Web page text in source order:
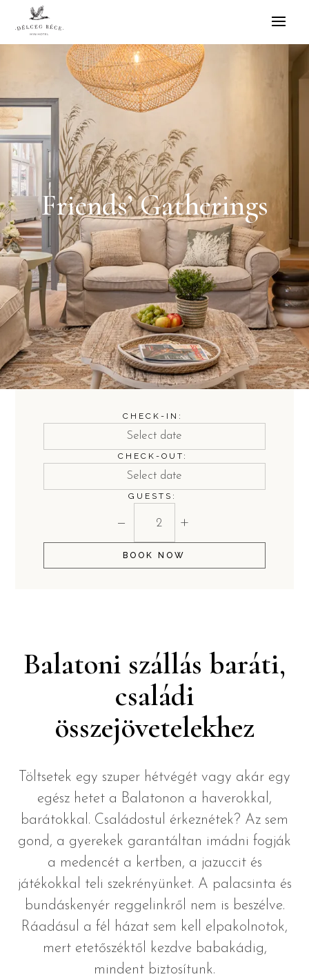
Friends’ Gatherings
CHECK-IN:
CHECK-OUT:
GUESTS:
− +
BOOK NOW
Balatoni szállás baráti,
családi
összejövetelekhez
Töltsetek egy szuper hétvégét vagy akár egy
egész hetet a Balatonon a haverokkal,
barátokkal. Családostul érkeznétek? Az sem
gond, a gyerekek garantáltan imádni fogják
a medencét a kertben, a jazuccit és
játékokkal teli szekrényünket. A palacsinta és
bundáskenyér reggelinkről nem is beszélve.
Ráadásul a fél házat sem kell elpakolnotok,
mert etetőszéktől kezdve babakádig,
mindent biztosítunk.